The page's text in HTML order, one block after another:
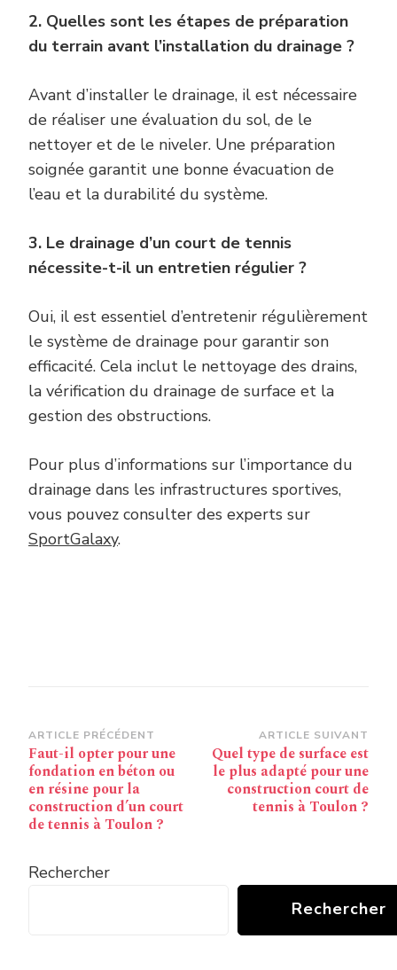
2. Quelles sont les étapes de préparation
du terrain avant l’installation du drainage ?
Avant d’installer le drainage, il est nécessaire
de réaliser une évaluation du sol, de le
nettoyer et de le niveler. Une préparation
soignée garantit une bonne évacuation de
l’eau et la durabilité du système.
3. Le drainage d’un court de tennis
nécessite-t-il un entretien régulier ?
Oui, il est essentiel d’entretenir régulièrement
le système de drainage pour garantir son
efficacité. Cela inclut le nettoyage des drains,
la vérification du drainage de surface et la
gestion des obstructions.
Pour plus d’informations sur l’importance du
drainage dans les infrastructures sportives,
vous pouvez consulter des experts sur
SportGalaxy.
Navigation
d’article
ARTICLE PRÉCÉDENT
Faut-il opter pour une
fondation en béton ou
en résine pour la
construction d’un court
de tennis à Toulon ?
ARTICLE SUIVANT
Quel type de surface est
le plus adapté pour une
construction court de
tennis à Toulon ?
Rechercher
Rechercher